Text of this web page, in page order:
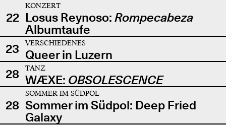
22
KONZERT
Losus Reynoso: Rompecabeza
Albumtaufe
23
VERSCHIEDENES
Queer in Luzern
28
TANZ
WÆXE: OBSOLESCENCE
28
SOMMER IM SÜDPOL
Sommer im Südpol: Deep Fried
Galaxy